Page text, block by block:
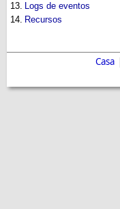
13. Logs de eventos
14. Recursos
Casa